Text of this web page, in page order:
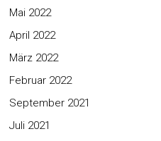
Mai 2022
April 2022
März 2022
Februar 2022
September 2021
Juli 2021